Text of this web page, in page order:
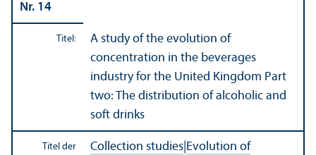
Nr. 14
Titel:
A study of the evolution of
concentration in the beverages
industry for the United Kingdom Part
two: The distribution of alcoholic and
soft drinks
Titel der
Collection studies Evolution of